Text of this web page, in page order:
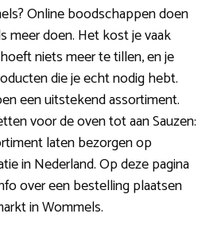
Online boodschappen doen
meer doen. Het kost je vaak
niets meer te tillen, en je
die je echt nodig hebt.
een uitstekend assortiment.
voor de oven tot aan Sauzen:
laten bezorgen op
in Nederland. Op deze pagina
over een bestelling plaatsen
in Wommels.